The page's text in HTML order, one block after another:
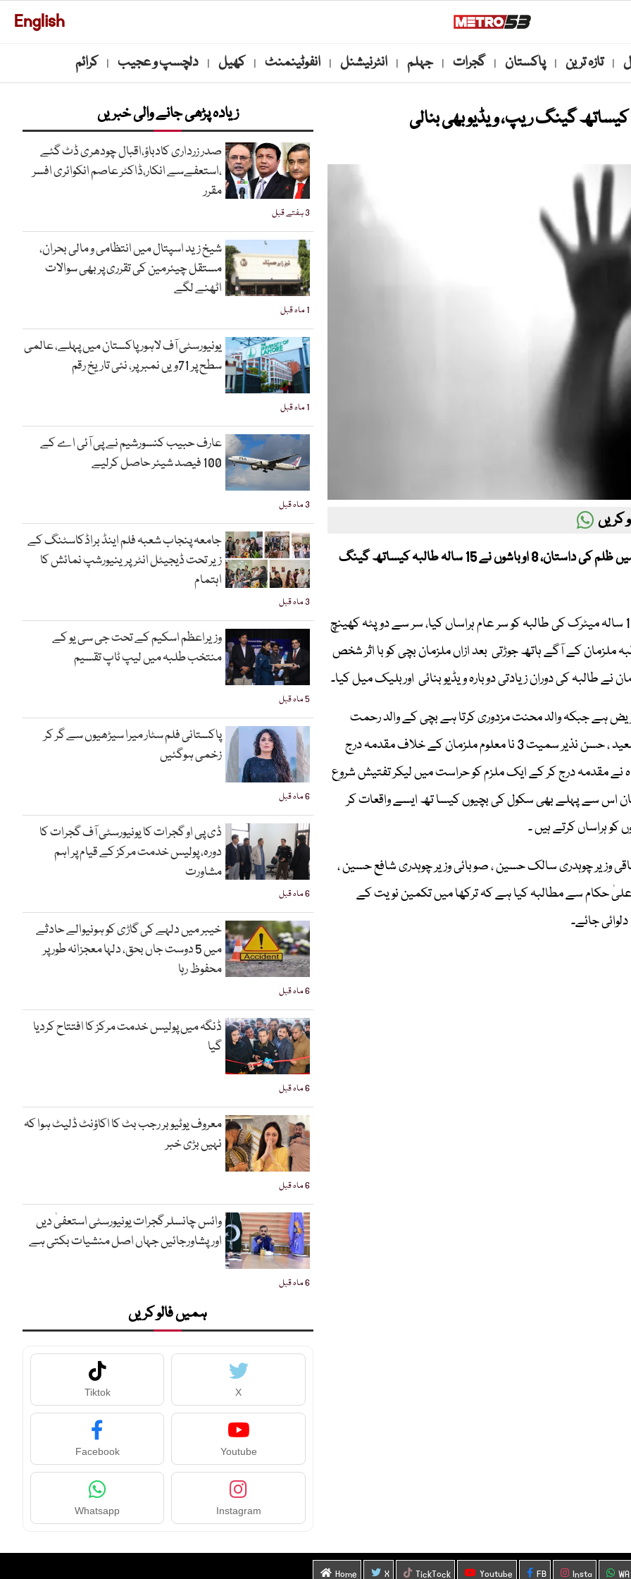
English
| تازہ ترین | پاکستان | گجرات | جہلم | انٹرنیشنل | انفوٹینمنٹ | کھیل | دلچسپ و عجیب | کرائم
کریں
Metro53 - گجرات ( مرزا عامر بیگ سے ) گجرا ت کے گاؤں ترکھا میں ظلم کی داستان، 8 اوباشوں نے 15 سالہ طالبہ کیساتھ گینگ
تھا نہ کنجاہ کے گاؤں ترکھا میں چند ماہ قبل او باش ملزمان نے 15 سالہ میٹرک کی طالبہ کو سر عام ہراساں کیا، سر سے دوپٹہ کھینچ
ملزمان کے آگے ہاتھ جوڑتی بعد ازاں ملزمان بچی کو با اثر شخص
نے طالبہ کی دوران زیادتی دوبارہ ویڈیو بنائی اوربلیک میل کیا۔
ہے جبکہ والد محنت مزدوری کرتا ہے بچی کے والد رحمت
علی نے تھا نہ کنجاہ میں احسن ظفر علی اکرم، عثمان نذیر احمد سعید ، حسن نذیر سمیت 3 نا معلوم ملزمان کے خلاف مقدمہ درج
نے مقدمہ درج کر کے ایک ملزم کو حراست میں لیکر تفتیش شروع
اس سے پہلے بھی سکول کی بچیوں کیسا تھ ایسے واقعات کر
ہراساں کرتے ہیں ۔
وزیر چوہدری سالک حسین ، صوبائی وزیر چوہدری شافع حسین ،
حکام سے مطالبہ کیا ہے کہ ترکھا میں تکمین نویت کے
جائے۔
زیادہ پڑھی جانے والی خبریں
3 ہفتے قبل
صدر زرداری کادباؤ،اقبال چودھری ڈٹ گئے
،استعفےسے انکار،ڈاکٹر عاصم انکوائری افسر
مقرر
1 ماہ قبل
شیخ زید اسپتال میں انتظامی و مالی بحران،
مستقل چیئرمین کی تقرری پر بھی سوالات
اٹھنے لگے
1 ماہ قبل
یونیورسٹی آف لاہور پاکستان میں پہلے، عالمی
سطح پر 71ویں نمبر پر، نئی تاریخ رقم
3 ماہ قبل
عارف حبیب کنسورشیم نے پی آئی اے کے
100 فیصد شیئر حاصل کرلیے
3 ماہ قبل
جامعہ پنجاب شعبہ فلم اینڈ براڈکاسٹنگ کے
زیر تحت ڈیجیٹل انٹرپرینیورشپ نمائش کا
اہتمام
5 ماہ قبل
وزیراعظم اسکیم کے تحت جی سی یو کے
منتخب طلبہ میں لیپ ٹاپ تقسیم
6 ماہ قبل
پاکستانی فلم سٹار میرا سیڑھیوں سے گر کر
زخمی ہوگئیں
6 ماہ قبل
ڈی پی او گجرات کا یونیورسٹی آف گجرات کا
دورہ، پولیس خدمت مرکز کے قیام پر اہم
مشاورت
6 ماہ قبل
خیبر میں دلہے کی گاڑی کو ہونیوالے حادثے
میں 5 دوست جاں بحق، دلہا معجزانہ طور پر
محفوظ رہا
6 ماہ قبل
ڈنگہ میں پولیس خدمت مرکز کا افتتاح کردیا
گیا
6 ماہ قبل
معروف یوٹیوبر رجب بٹ کا اکاؤنٹ ڈلیٹ ہوا کہ
نہیں بڑی خبر
6 ماہ قبل
وائس چانسلر گجرات یونیورسٹی استعفیٰ دیں
اورپشاورجائیں جہاں اصل منشیات بکتی ہے
ہمیں فالو کریں
X
Tiktok
Youtube
Facebook
Instagram
Whatsapp
Home X TickTock Youtube FB Insta WA